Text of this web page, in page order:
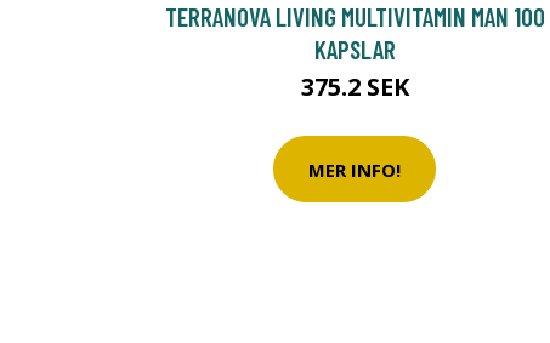
TERRANOVA LIVING MULTIVITAMIN MAN 100
KAPSLAR
375.2 SEK
MER INFO!